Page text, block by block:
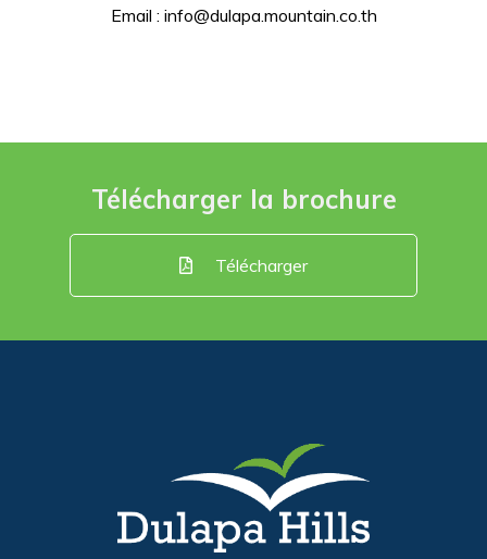
Email : info@dulapa.mountain.co.th
Télécharger la brochure
Télécharger